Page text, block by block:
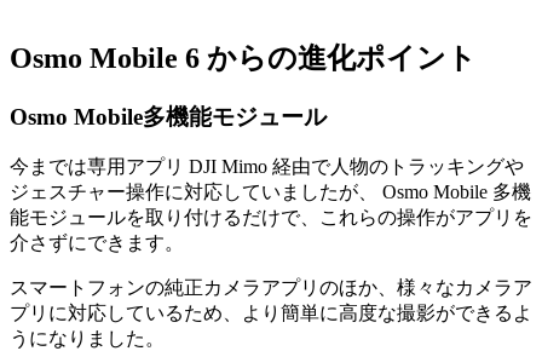
Osmo Mobile 6 からの進化ポイント
Osmo Mobile多機能モジュール
今までは専用アプリ DJI Mimo 経由で人物のトラッキングや
ジェスチャー操作に対応していましたが、 Osmo Mobile 多機
能モジュールを取り付けるだけで、これらの操作がアプリを
介さずにできます。
スマートフォンの純正カメラアプリのほか、様々なカメラア
プリに対応しているため、より簡単に高度な撮影ができるよ
うになりました。